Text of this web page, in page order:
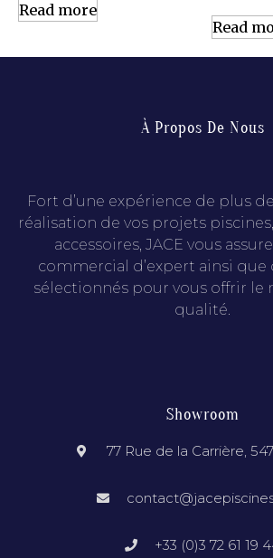
Read more
Read
À Propos De Nous
Fort d’une expérience de plus
réalisation de vos projets
accessoires, JACE vous
commercial d’expert ainsi
sélectionnés pour vous offrir le
qualité.
Showroom
77 Rue de la Carrière,
+33 (0)3 72 61 19